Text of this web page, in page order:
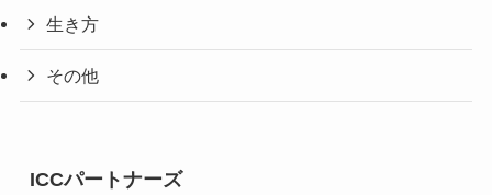
生き方
その他
ICCパートナーズ